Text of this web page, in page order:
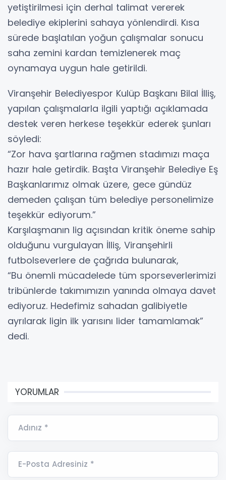
yetiştirilmesi için derhal talimat vererek
belediye ekiplerini sahaya yönlendirdi. Kısa
sürede başlatılan yoğun çalışmalar sonucu
saha zemini kardan temizlenerek maç
oynamaya uygun hale getirildi.
Viranşehir Belediyespor Kulüp Başkanı Bilal İlliş,
yapılan çalışmalarla ilgili yaptığı açıklamada
destek veren herkese teşekkür ederek şunları
söyledi:
“Zor hava şartlarına rağmen stadımızı maça
hazır hale getirdik. Başta Viranşehir Belediye Eş
Başkanlarımız olmak üzere, gece gündüz
demeden çalışan tüm belediye personelimize
teşekkür ediyorum.”
Karşılaşmanın lig açısından kritik öneme sahip
olduğunu vurgulayan İlliş, Viranşehirli
futbolseverlere de çağrıda bulunarak,
“Bu önemli mücadelede tüm sporseverlerimizi
tribünlerde takımımızın yanında olmaya davet
ediyoruz. Hedefimiz sahadan galibiyetle
ayrılarak ligin ilk yarısını lider tamamlamak”
dedi.
YORUMLAR
Adınız *
E-Posta Adresiniz *